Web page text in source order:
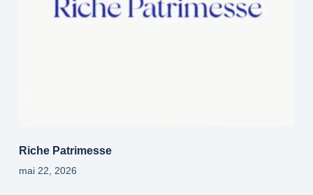
Riche Patrimesse
mai 22, 2026